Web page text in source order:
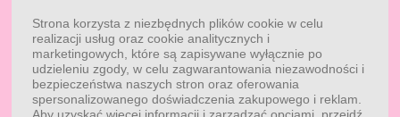
Dane do przelewu
Przepisy
Blog
Odstąp od umowy tutaj
Dobór suplementacji
Kontakt
Strona korzysta z niezbędnych plików cookie w celu
realizacji usług oraz cookie analitycznych i
marketingowych, które są zapisywane wyłącznie po
udzieleniu zgody, w celu zagwarantowania niezawodności i
bezpieczeństwa naszych stron oraz oferowania
spersonalizowanego doświadczenia zakupowego i reklam.